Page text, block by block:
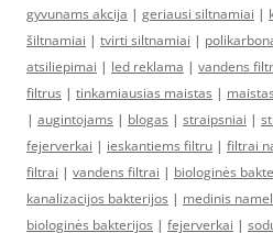
gyvunams akcija | geriausi siltnamiai |
šiltnamiai | tvirti siltnamiai |
atsiliepimai | led reklama | vandens
filtrus | tinkamiausias maistas |
| augintojams | blogas | straipsniai |
fejerverkai | ieskantiems filtru | filtrai
filtrai | vandens filtrai | biologinės
kanalizacijos bakterijos | medinis
biologinės bakterijos | fejerverkai |